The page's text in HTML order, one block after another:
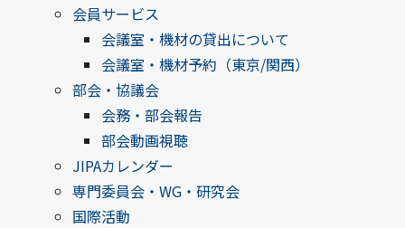
会員サービス
会議室・機材の貸出について
会議室・機材予約（東京/関西）
部会・協議会
会務・部会報告
部会動画視聴
JIPAカレンダー
専門委員会・WG・研究会
国際活動